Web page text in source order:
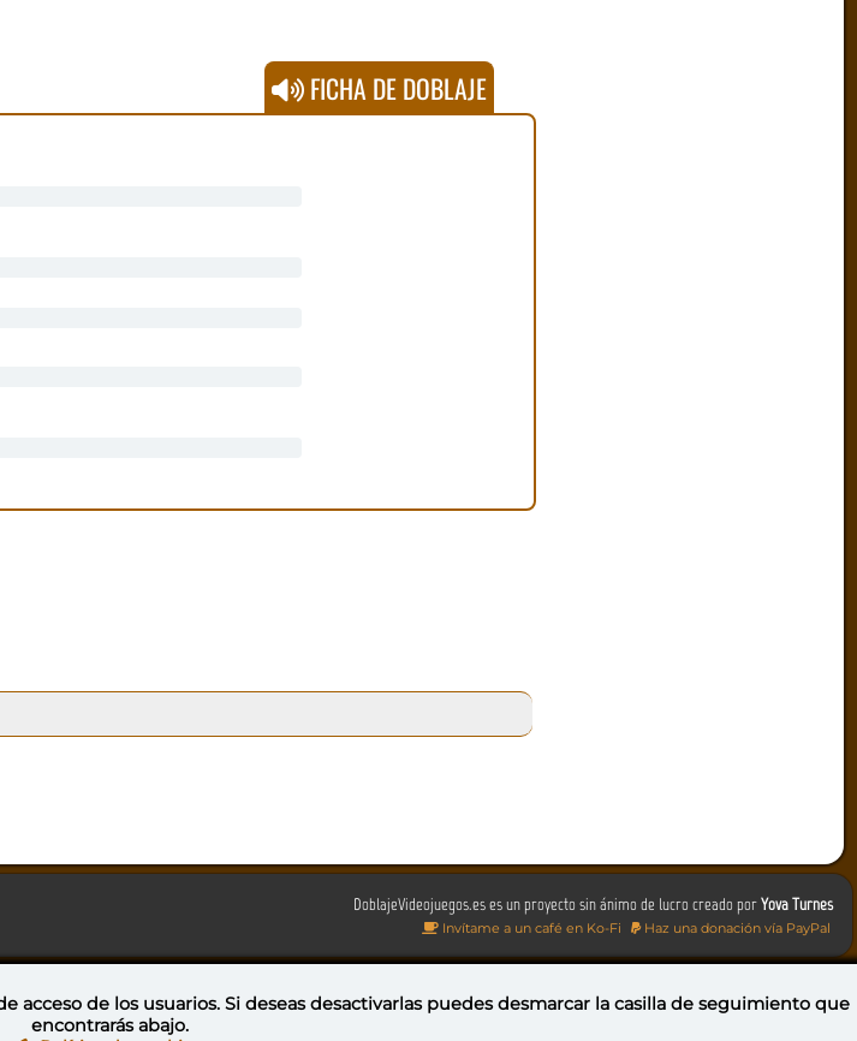
FICHA DE DOBLAJE
DoblajeVideojuegos.es es un proyecto sin ánimo de lucro creado porYova Turnes
Invítame a un café en Ko-Fi Haz una donación vía PayPal
Reconocimiento-NoComercial-CompartirIgual 4.0 Internacional
acceso de los usuarios. Si deseas desactivarlas puedesdesmarcar la casilla de seguimiento que
encontrarás abajo.